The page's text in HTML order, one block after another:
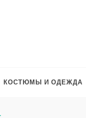
КОСТЮМЫ И ОДЕЖДА